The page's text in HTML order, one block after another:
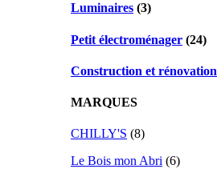
Luminaires (3)
Petit électroménager (24)
Construction et rénovation
MARQUES
CHILLY'S (8)
Le Bois mon Abri (6)